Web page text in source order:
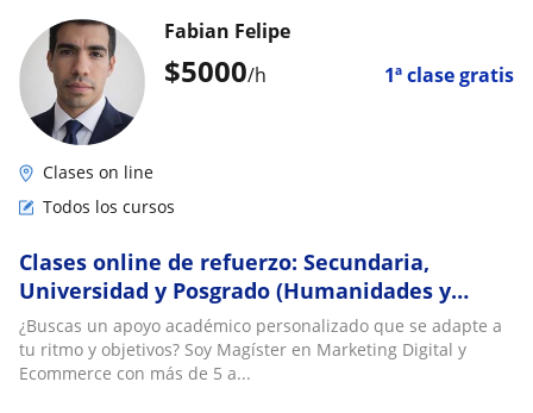
$5000/h 1ª clase gratis
Fabian Felipe
Clases on line
Todos los cursos
Clases online de refuerzo: Secundaria,
Universidad y Posgrado (Humanidades y
Administración)
¿Buscas un apoyo académico personalizado que se adapte a
tu ritmo y objetivos? Soy Magíster en Marketing Digital y
Ecommerce con más de 5 a...